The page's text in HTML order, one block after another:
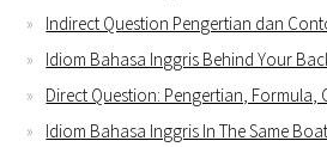
Indirect Question Pengertian dan
Idiom Bahasa Inggris Behind Your
Direct Question: Pengertian, Formula,
Idiom Bahasa Inggris In The Same Boat